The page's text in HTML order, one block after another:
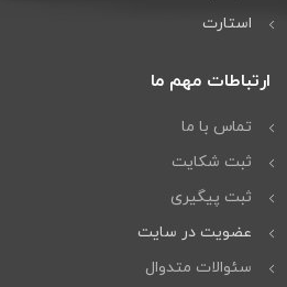
استارت
ارتباطات مهم ما
تماس با ما
ثبت شکایت
ثبت پیگیری
عضویت در سایت
سئوالات متدوال